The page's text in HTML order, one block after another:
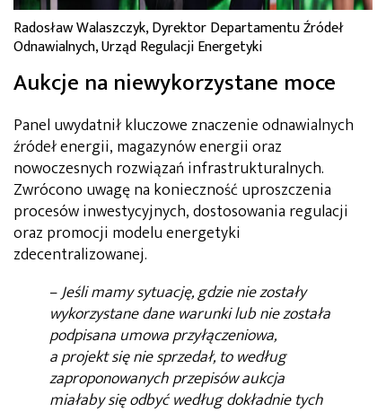
Radosław Walaszczyk, Dyrektor Departamentu Źródeł
Odnawialnych, Urząd Regulacji Energetyki
Aukcje na niewykorzystane moce
Panel uwydatnił kluczowe znaczenie odnawialnych
źródeł energii, magazynów energii oraz
nowoczesnych rozwiązań infrastrukturalnych.
Zwrócono uwagę na konieczność uproszczenia
procesów inwestycyjnych, dostosowania regulacji
oraz promocji modelu energetyki
zdecentralizowanej.
–Jeśli mamy sytuację, gdzie nie zostały
wykorzystane dane warunki lub nie została
podpisana umowa przyłączeniowa,
a projekt się nie sprzedał, to według
zaproponowanych przepisów aukcja
miałaby się odbyć według dokładnie tych